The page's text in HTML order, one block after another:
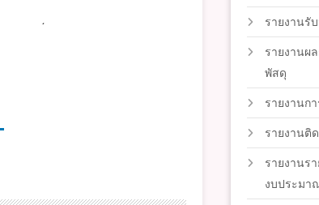
รายงานรั
รายงานผ
พัสดุ
รายงานก
รายงานติ
รายงานร
งบประมา